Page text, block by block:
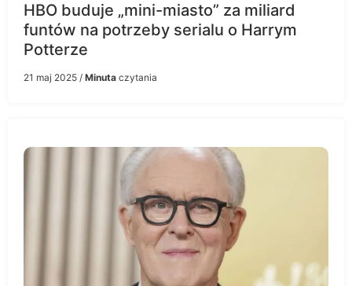
HBO buduje „mini-miasto” za miliard
funtów na potrzeby serialu o Harrym
Potterze
21 maj 2025 / Minuta czytania